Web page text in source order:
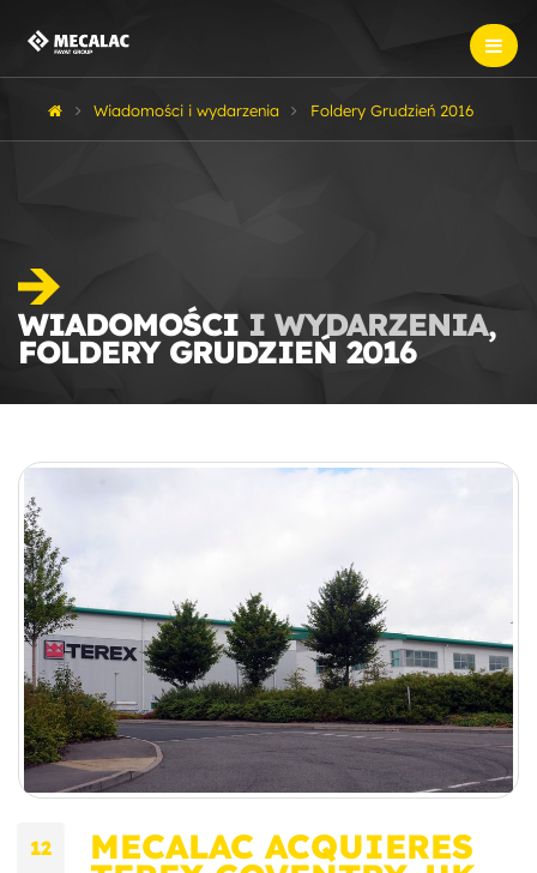
Wiadomości i wydarzenia Foldery Grudzień 2016
WIADOMOŚCI I WYDARZENIA,
FOLDERY GRUDZIEŃ 2016
12 MECALAC ACQUIERES